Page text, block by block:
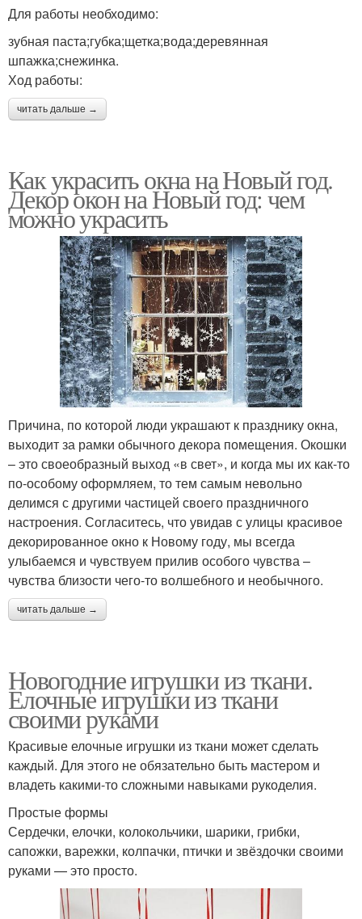
Для работы необходимо:
зубная паста;губка;щетка;вода;деревянная
шпажка;снежинка.
Ход работы:
читать дальше →
Как украсить окна на Новый год.
Декор окон на Новый год: чем
можно украсить
Причина, по которой люди украшают к празднику окна,
выходит за рамки обычного декора помещения. Окошки
– это своеобразный выход «в свет», и когда мы их как-то
по-особому оформляем, то тем самым невольно
делимся с другими частицей своего праздничного
настроения. Согласитесь, что увидав с улицы красивое
декорированное окно к Новому году, мы всегда
улыбаемся и чувствуем прилив особого чувства –
чувства близости чего-то волшебного и необычного.
читать дальше →
Новогодние игрушки из ткани.
Елочные игрушки из ткани
своими руками
Красивые елочные игрушки из ткани может сделать
каждый. Для этого не обязательно быть мастером и
владеть какими-то сложными навыками рукоделия.
Простые формы
Сердечки, елочки, колокольчики, шарики, грибки,
сапожки, варежки, колпачки, птички и звёздочки своими
руками — это просто.